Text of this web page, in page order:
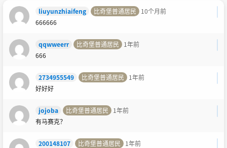
liuyunzhiaifeng
比奇堡普通居民
10个月前
666666
qqwweerr 比奇堡普通居民
1年前
666
2734955549 比奇堡普通居民
1年前
好好好
jojoba 比奇堡普通居民
1年前
有马赛克？
200148107 比奇堡普通居民
1年前